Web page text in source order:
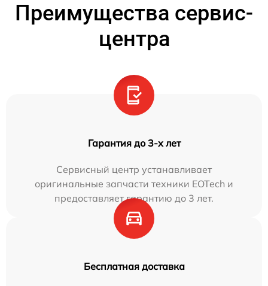
Преимущества сервис-
центра
Гарантия до 3-х лет
Сервисный центр устанавливает
оригинальные запчасти техники EOTech и
предоставляет гарантию до 3 лет.
Бесплатная доставка